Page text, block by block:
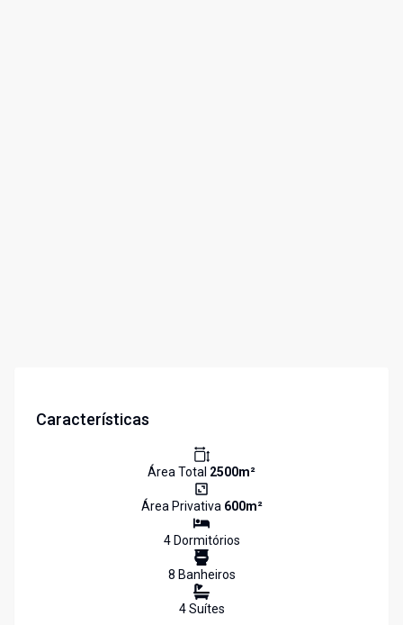
Características
Área Total 2500m²
Área Privativa 600m²
4Dormitórios
8 Banheiros
4Suítes